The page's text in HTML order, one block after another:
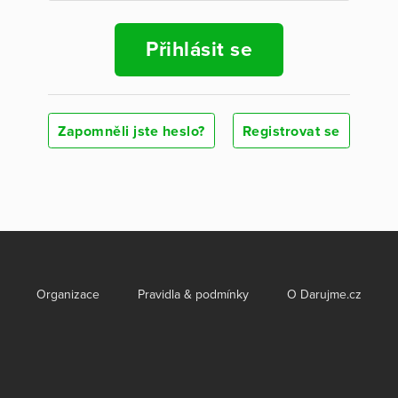
Přihlásit se
Zapomněli jste heslo? Registrovat se
Organizace Pravidla & podmínky O Darujme.cz